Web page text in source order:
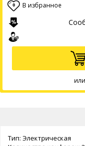
0 В избранное
или
Тип: Электрическая